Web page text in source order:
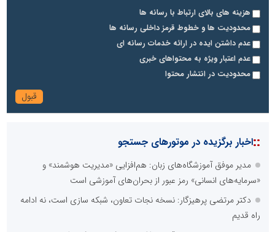
هزینه های بالای ارتباط با رسانه ها
محدودیت ها و خطوط قرمز داخلی رسانه ها
عدم داشتن ایده در ارائه خدمات رسانه ای
عدم اعتبار ویژه به محتواهای خبری
محدودیت در انتشار محتوا
::اخبار برگزیده در موتورهای جستجو
مدیر موفق آموزشگاه‌های زبان: هم‌افزایی «مدیریت هوشمند» و
«سرمایه‌های انسانی» رمز عبور از بحران‌های آموزشی است
دکتر مرتضی پرهیزگار: نسخه نجات تعاون، شبکه سازی است، نه ادامه
راه قدیم